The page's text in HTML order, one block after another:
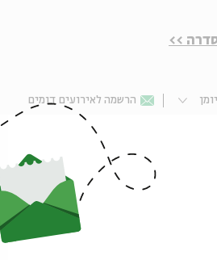
>>
הרשמה לאירועים דומים